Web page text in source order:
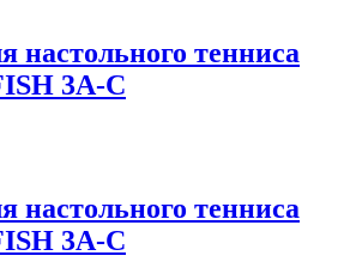
настольного тенниса
3А-С
настольного тенниса
3А-С